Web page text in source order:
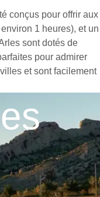
conçus pour offrir aux
1 heures), et un
sont dotés de
pour admirer
et sont facilement